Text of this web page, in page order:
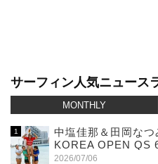
サーフィン人気ニュース
MONTHLY
中塩佳那＆田岡な
KOREA OPEN QS
2026/07/06